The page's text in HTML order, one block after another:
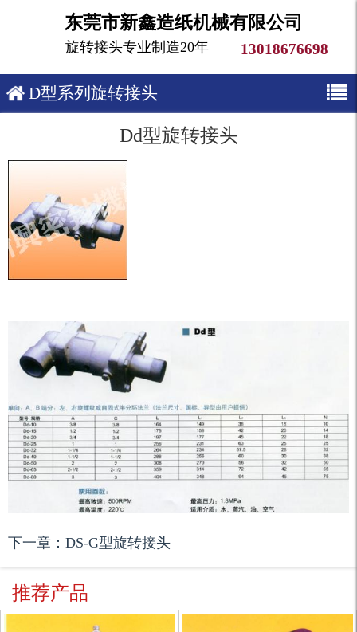
东莞市新鑫造纸机械有限公司
旋转接头专业制造20年 13018676698
D型系列旋转接头
Dd型旋转接头
下一章：DS-G型旋转接头
推荐产品